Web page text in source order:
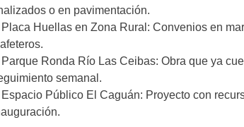
o en pavimentación.
Huellas en Zona Rural: Convenios en
Ronda Río Las Ceibas: Obra que ya
semanal.
Público El Caguán: Proyecto con